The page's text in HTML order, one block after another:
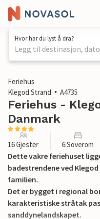
Hvor har du lyst å dra?
Legg til destinasjon,
1 / 41
Feriehus
Klegod Strand
A4735
Feriehus -
Danmark
16 Gjester 6 Soverom
Dette vakre feriehuset
badestrendene ved
familien.
Det er bygget i regional
karakteristiske stråtak
sanddynelandskapet.